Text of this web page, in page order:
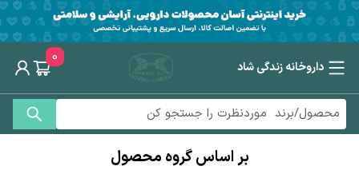
داروخانه زندگی شاد
0
بر اساس گروه محصول